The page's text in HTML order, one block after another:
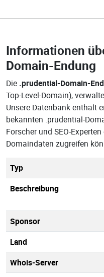
Informationen
Domain-Endung
Die .prudential-Domain-
Top-Level-Domain),
Unsere Datenbank enthält
bekannten .prudential-
Forscher und SEO-
Domaindaten zugreifen
Typ
Beschreibung
Sponsor
Land
Whois-Server